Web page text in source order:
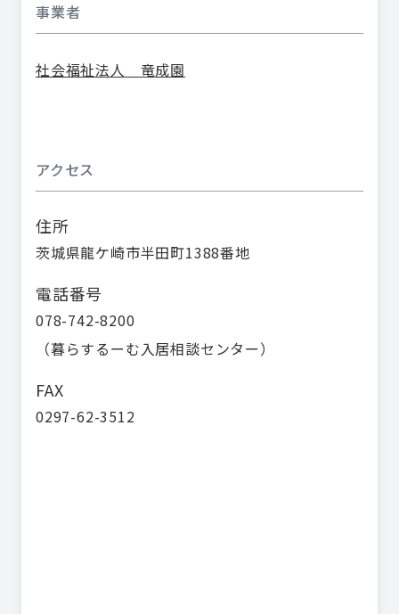
事業者
社会福祉法人 竜成園
アクセス
住所
茨城県龍ケ崎市半田町1388番地
電話番号
078-742-8200
（暮らするーむ入居相談センター）
FAX
0297-62-3512